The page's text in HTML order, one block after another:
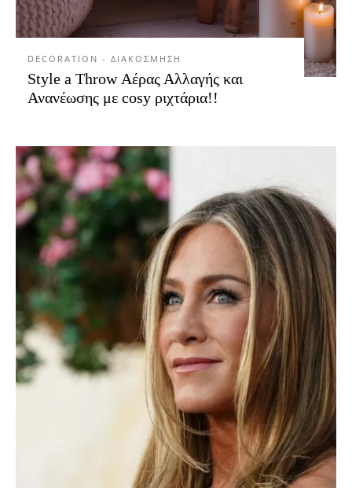
DECORATION - ΔΙΑΚΟΣΜΗΣΗ
Style a Throw Αέρας Αλλαγής και
Ανανέωσης με cosy ριχτάρια!!